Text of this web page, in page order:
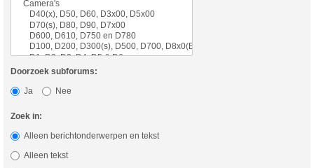
Doorzoek subforums:
Ja
Nee
Zoek in:
Alleen berichtonderwerpen en tekst
Alleen tekst